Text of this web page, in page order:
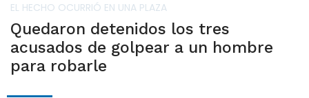
EL HECHO OCURRIÓ EN UNA PLAZA
Quedaron detenidos los tres
acusados de golpear a un hombre
para robarle